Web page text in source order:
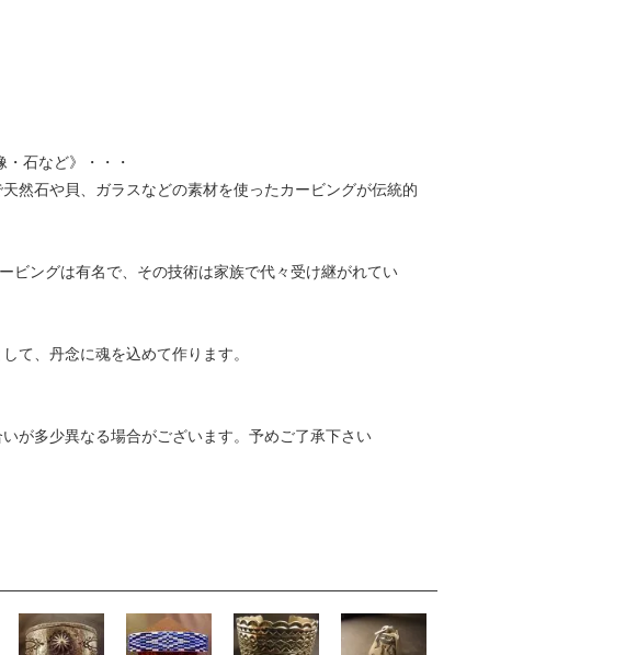
石など》・・・
然石や貝、ガラスなどの素材を使ったカービングが伝統的
ビングは有名で、その技術は家族で代々受け継がれてい
て、丹念に魂を込めて作ります。
が多少異なる場合がございます。予めご了承下さい